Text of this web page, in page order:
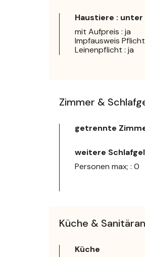
Haustiere :
mit Aufpreis : ja
Impfausweis
Leinenpflicht : ja
Zimmer &
getrennte
weitere
Personen max; : 0
Küche &
Küche